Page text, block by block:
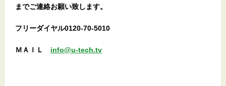
までご連絡お願い致します。
フリーダイヤル0120-70-5010
ＭＡＩＬ info@u-tech.tv